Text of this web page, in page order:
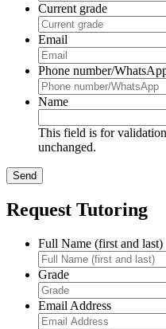
Current grade
Email
Phone number/
Name
This field is for
unchanged.
Request Tutoring
Full Name (first and last)
Grade
Email Address